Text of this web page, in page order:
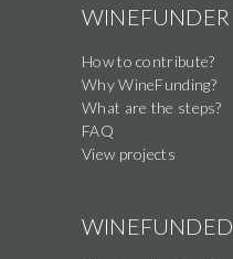
WINEFUNDER
How to contribute?
Why WineFunding?
What are the steps?
FAQ
View projects
WINEFUNDED